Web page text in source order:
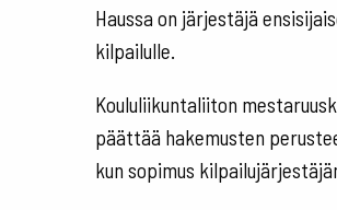
Haussa on järjestäjä
kilpailulle.
Koululiikuntaliiton
päättää hakemusten
kun sopimus